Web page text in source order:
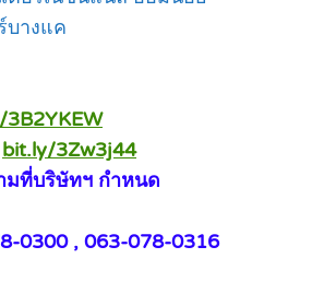
บางแค
bit.ly/3Zw3j44
มที่บริษัทฯ กำหนด
0300 , 063-078-0316